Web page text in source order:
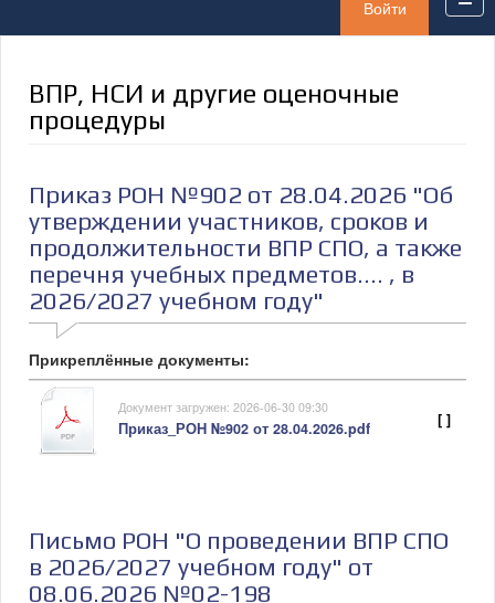
Войти
ВПР, НСИ и другие оценочные
процедуры
Приказ РОН №902 от 28.04.2026 "Об
утверждении участников, сроков и
продолжительности ВПР СПО, а также
перечня учебных предметов.... , в
2026/2027 учебном году"
Прикреплённые документы:
Документ загружен: 2026-06-30 09:30
Приказ_РОН №902 от 28.04.2026.pdf [ ]
Письмо РОН "О проведении ВПР СПО
в 2026/2027 учебном году" от
08.06.2026 №02-198